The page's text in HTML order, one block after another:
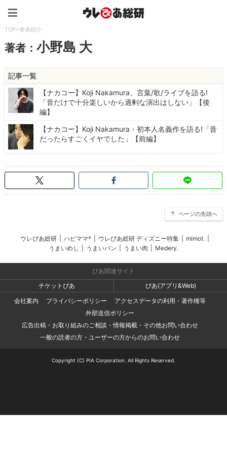
TOP>著者紹介
著者：小野島 大
記事一覧
【ナカコー】Koji Nakamura、言葉/歌/ライブを語る!
「音だけで十分楽しいから過剰な演出はしない」【後
編】
【ナカコー】Koji Nakamura・初本人名義作を語る!「昔
だったらすごくイヤでした」【前編】
ページの先頭へ
ウレぴあ総研 ハピママ* ウレぴあ総研 ディズニー特集 mimot.
うまいめし
うまいパン うまい肉 Medery.
ぴあ関連サイト
チケットぴあ
ぴあ(アプリ&Web)
会社案内
プライバシーポリシー
アクセスデータの利用・著作権等
外部送信ポリシー
広告出稿・お取り組みのご相談・情報掲載・その他お問い合わせ
一般の読者の方・ユーザーの方からのお問い合わせ
Copyright (C) PIA Corporation. All Rights Reserved.